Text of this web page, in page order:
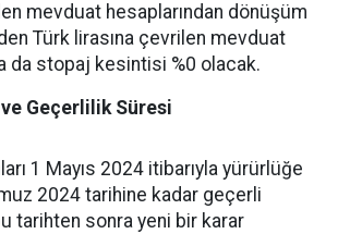
mevduat hesaplarından dönüşüm
Türk lirasına çevrilen mevduat
da stopaj kesintisi %0 olacak.
Geçerlilik Süresi
1 Mayıs 2024 itibarıyla yürürlüğe
2024 tarihine kadar geçerli
tarihten sonra yeni bir karar